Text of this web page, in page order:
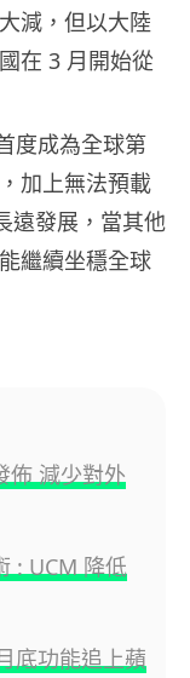
減，但以大陸
在 3 月開始從
度成為全球第
加上無法預載
遠發展，當其他
繼續坐穩全球
佈 減少對外
: UCM 降低
底功能追上蘋